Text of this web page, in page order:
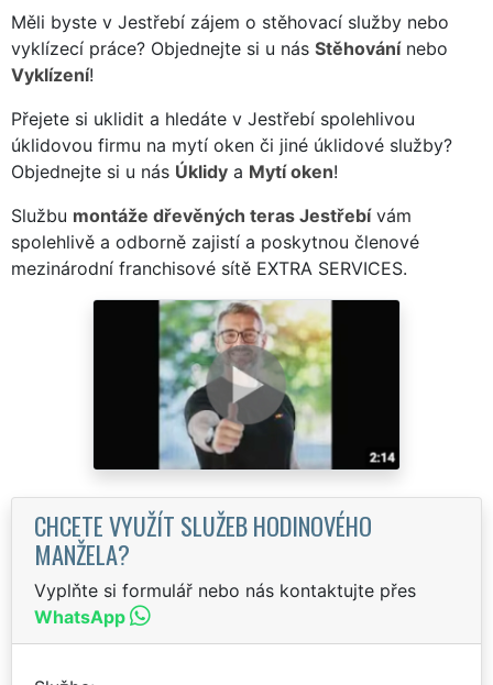
Měli byste v Jestřebí zájem o stěhovací služby nebo
vyklízecí práce? Objednejte si u nás Stěhovánínebo
Vyklízení!
Přejete si uklidit a hledáte v Jestřebí spolehlivou
úklidovou firmu na mytí oken či jiné úklidové služby?
Objednejte si u nás Úklidy a Mytí oken!
Službu montáže dřevěných teras Jestřebívám
spolehlivě a odborně zajistí a poskytnou členové
mezinárodní franchisové sítě EXTRA SERVICES.
CHCETE VYUŽÍT SLUŽEB HODINOVÉHO
MANŽELA?
Vyplňte si formulář nebo nás kontaktujte přes
WhatsApp